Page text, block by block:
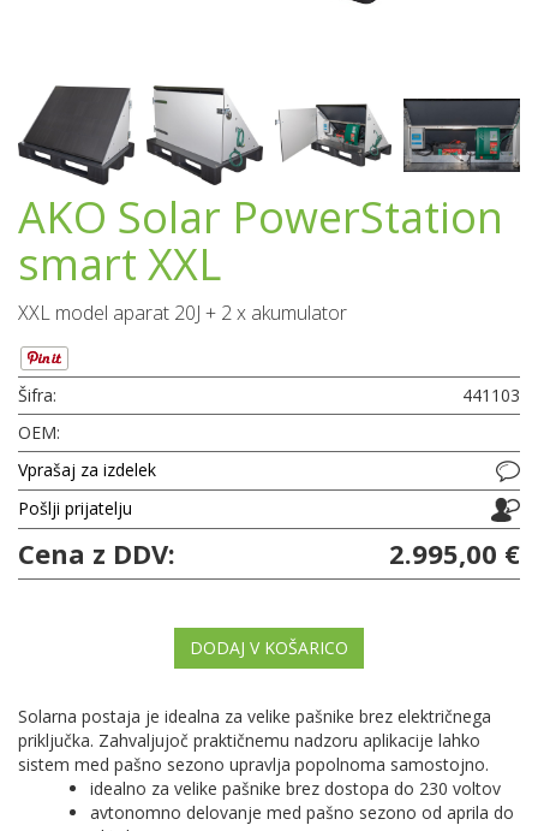
AKO Solar PowerStation
smart XXL
XXL model aparat 20J + 2 x akumulator
Šifra:
441103
OEM:
Vprašaj za izdelek
Pošlji prijatelju
Cena z DDV: 2.995,00 €
DODAJ V KOŠARICO
Solarna postaja je idealna za velike pašnike brez električnega
priključka. Zahvaljujoč praktičnemu nadzoru aplikacije lahko
sistem med pašno sezono upravlja popolnoma samostojno.
idealno za velike pašnike brez dostopa do 230 voltov
avtonomno delovanje med pašno sezono od aprila do